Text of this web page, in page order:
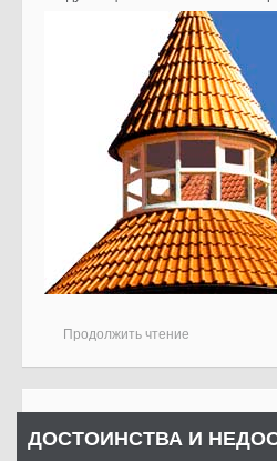
Продолжить чтение
ДОСТОИНСТВА И